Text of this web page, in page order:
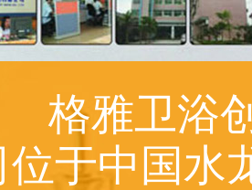
格雅卫浴
于中国水